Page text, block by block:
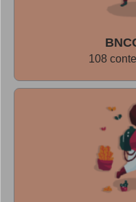
Marte. Após uma
pode imaginar como
Vermelho e, a partir
de Marte em
produzir um desenho,
descobertas que fizerem.
108